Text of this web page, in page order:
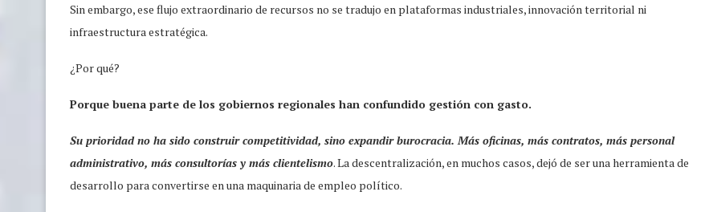
Sin embargo, ese flujo extraordinario de recursos no se tradujo en plataformas industriales, innovación territorial ni
infraestructura estratégica.
¿Por qué?
Porque buena parte de los gobiernos regionales han confundido gestión con gasto.
Su prioridad no ha sido construir competitividad, sino expandir burocracia. Más oficinas, más contratos, más personal
administrativo, más consultorías y más clientelismo. La descentralización, en muchos casos, dejó de ser una herramienta de
desarrollo para convertirse en una maquinaria de empleo político.